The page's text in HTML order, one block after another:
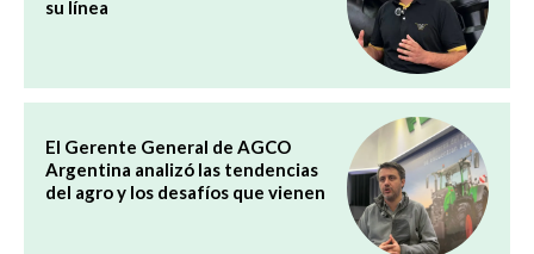
su línea
El Gerente General de AGCO
Argentina analizó las tendencias
del agro y los desafíos que vienen